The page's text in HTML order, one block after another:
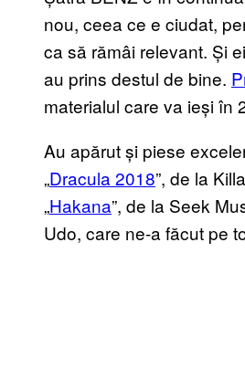
nou, ceea ce e ciudat,
ca să rămâi relevant. Și
au prins destul de bine.
materialul care va ieși în
Au apărut și piese
„Dracula 2018”, de la
„Hakana”, de la Seek
Udo, care ne-a făcut pe